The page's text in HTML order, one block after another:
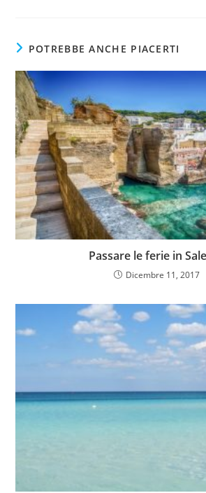
POTREBBE ANCHE PIACERTI
Passare le ferie in
Dicembre 11, 2017